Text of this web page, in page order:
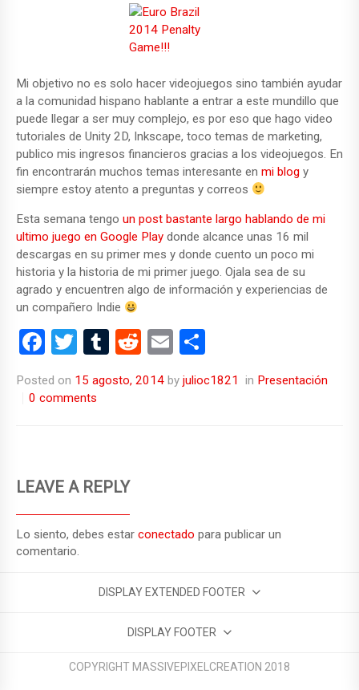
Mi objetivo no es solo hacer videojuegos sino también ayudar
a la comunidad hispano hablante a entrar a este mundillo que
puede llegar a ser muy complejo, es por eso que hago video
tutoriales de Unity 2D, Inkscape, toco temas de marketing,
publico mis ingresos financieros gracias a los videojuegos. En
fin encontrarán muchos temas interesante en mi blog y
siempre estoy atento a preguntas y correos
Esta semana tengo un post bastante largo hablando de mi
ultimo juego en Google Play donde alcance unas 16 mil
descargas en su primer mes y donde cuento un poco mi
historia y la historia de mi primer juego. Ojala sea de su
agrado y encuentren algo de información y experiencias de
un compañero Indie
F
a
ce
k
T
wi
tt
T
m
R
e
d
E
m
ail
o
m
Posted on 15 agosto, 2014 by julioc1821 in Presentación
0 comments
LEAVE A REPLY
Lo siento, debes estar conectado para publicar un
comentario.
DISPLAY EXTENDED FOOTER
DISPLAY FOOTER
COPYRIGHT MASSIVEPIXELCREATION 2018